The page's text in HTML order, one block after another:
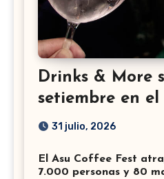
Drinks & More
setiembre en el
31 julio, 2026
El Asu Coffee Fest
7.000 personas y 80